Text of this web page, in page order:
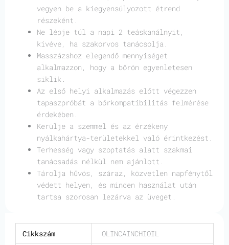
vegyen be a kiegyensúlyozott étrend
részeként.
Ne lépje túl a napi 2 teáskanálnyit,
kivéve, ha szakorvos tanácsolja.
Masszázshoz elegendő mennyiséget
alkalmazzon, hogy a bőrön egyenletesen
siklik.
Az első helyi alkalmazás előtt végezzen
tapaszpróbát a bőrkompatibilitás felmérése
érdekében.
Kerülje a szemmel és az érzékeny
nyálkahártya-területekkel való érintkezést.
Terhesség vagy szoptatás alatt szakmai
tanácsadás nélkül nem ajánlott.
Tárolja hűvös, száraz, közvetlen napfénytől
védett helyen, és minden használat után
tartsa szorosan lezárva az üveget.
Cikkszám OLINCAINCHIOIL